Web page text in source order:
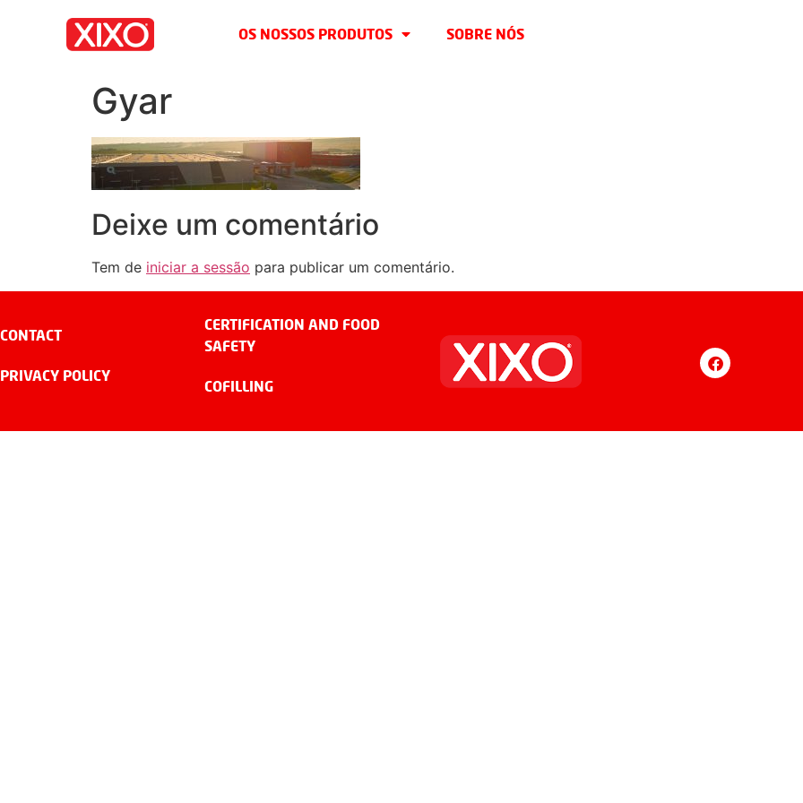
OS NOSSOS PRODUTOS SOBRE NÓS
Gyar
Deixe um comentário
Tem de iniciar a sessão para publicar um comentário.
CONTACT
PRIVACY POLICY
CERTIFICATION AND FOOD
SAFETY
COFILLING